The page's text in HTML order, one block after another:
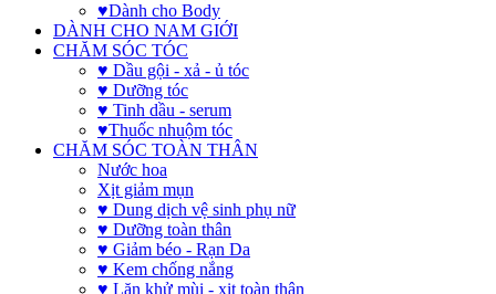
♥Dành cho Body
DÀNH CHO NAM GIỚI
CHĂM SÓC TÓC
♥ Dầu gội - xả - ủ tóc
♥ Dưỡng tóc
♥ Tinh dầu - serum
♥Thuốc nhuộm tóc
CHĂM SÓC TOÀN THÂN
Nước hoa
Xịt giảm mụn
♥ Dung dịch vệ sinh phụ nữ
♥ Dưỡng toàn thân
♥ Giảm béo - Rạn Da
♥ Kem chống nắng
♥ Lăn khử mùi - xịt toàn thân